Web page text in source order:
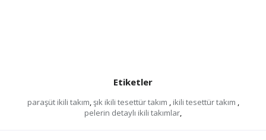
Etiketler
paraşüt ikili takım,şık ikili tesettür takım , ikili tesettür takım ,
pelerin detaylı ikili takımlar,